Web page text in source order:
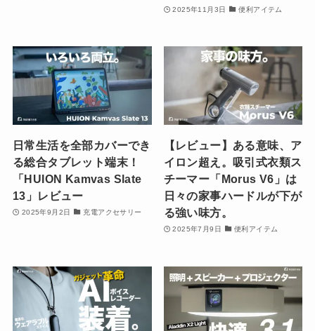
2025年11月3日 便利アイテム
日常生活を全部カバーでき
る総合タブレット端末！
「HUION Kamvas Slate
13」レビュー
2025年9月2日 充電アクセサリー
【レビュー】ある意味、ア
イロン超え。吸引式衣類ス
チーマー「Morus V6」は
日々の家事ハードルが下が
る強い味方。
2025年7月9日 便利アイテム